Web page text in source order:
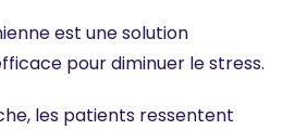
est une solution
pour diminuer le stress.
les patients ressentent